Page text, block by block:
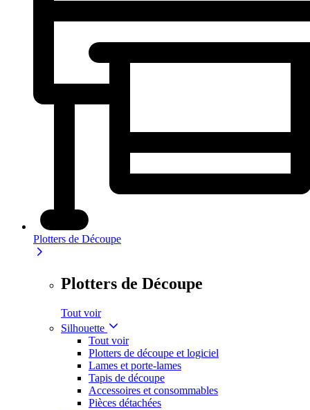
Plotters de Découpe
Plotters de Découpe
Tout voir
Silhouette
Tout voir
Plotters de découpe et logiciel
Lames et porte-lames
Tapis de découpe
Accessoires et consommables
Pièces détachées